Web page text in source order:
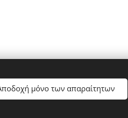
μόνο των απαραίτητων